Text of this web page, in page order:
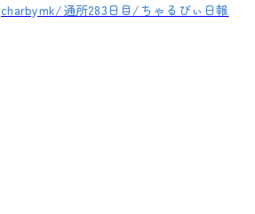
charbymk/通所283日目/ちゃるびぃ日報